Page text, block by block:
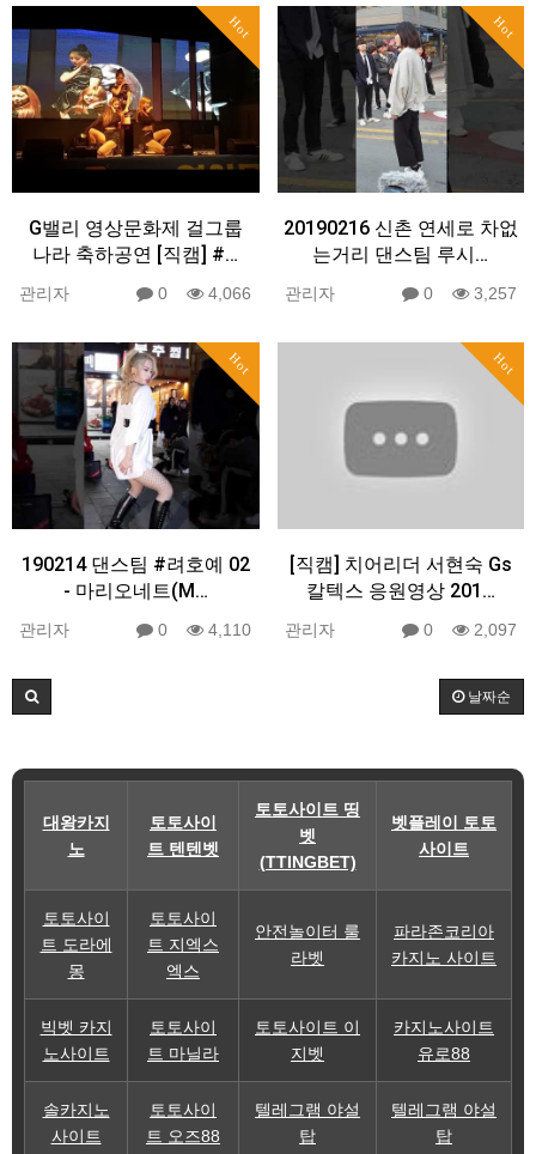
Hot
G밸리 영상문화제 걸그룹
나라 축하공연 [직캠] #…
관리자 0 4,066
Hot
20190216 신촌 연세로 차없
는거리 댄스팀 루시…
관리자 0 3,257
Hot
190214 댄스팀 #려호예 02
- 마리오네트(M…
관리자 0 4,110
Hot
[직캠] 치어리더 서현숙 Gs
칼텍스 응원영상 201…
관리자 0 2,097
날짜순
대왕카지
노
토토사이
트 텐텐벳
토토사이트 띵
벳
(TTINGBET)
벳플레이 토토
사이트
토토사이
트 도라에
몽
토토사이
트 지엑스
엑스
안전놀이터 룰
라벳
파라존코리아
카지노 사이트
빅벳 카지
노사이트
토토사이
트 마닐라
토토사이트 이
지벳
카지노사이트
유로88
솔카지노
사이트
토토사이
트 오즈88
텔레그램 야설
탑
텔레그램 야설
탑